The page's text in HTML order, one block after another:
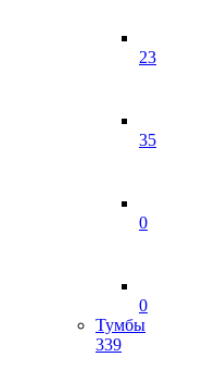
23
35
0
0
Тумбы
339